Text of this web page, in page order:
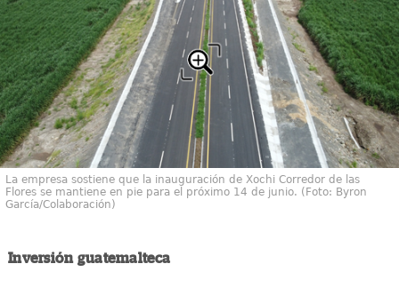
La empresa sostiene que la inauguración de Xochi Corredor de las
Flores se mantiene en pie para el próximo 14 de junio. (Foto: Byron
García/Colaboración)
Inversión guatemalteca